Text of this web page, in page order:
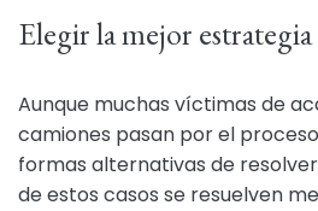
Elegir la mejor
Aunque muchas víctimas de
camiones pasan por el
formas alternativas de
de estos casos se resuelven